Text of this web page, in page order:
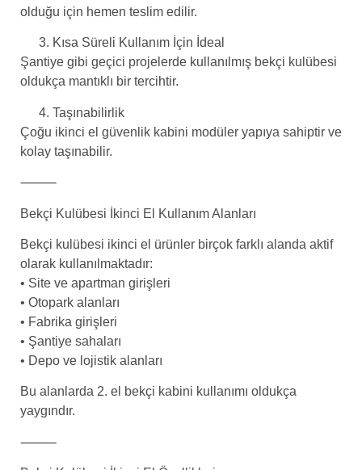
olduğu için hemen teslim edilir.
Kısa Süreli Kullanım İçin İdeal
Şantiye gibi geçici projelerde kullanılmış bekçi kulübesi
oldukça mantıklı bir tercihtir.
Taşınabilirlik
Çoğu ikinci el güvenlik kabini modüler yapıya sahiptir ve
kolay taşınabilir.
⸻
Bekçi Kulübesi İkinci El Kullanım Alanları
Bekçi kulübesi ikinci el ürünler birçok farklı alanda aktif
olarak kullanılmaktadır:
• Site ve apartman girişleri
• Otopark alanları
• Fabrika girişleri
• Şantiye sahaları
• Depo ve lojistik alanları
Bu alanlarda 2. el bekçi kabini kullanımı oldukça
yaygındır.
⸻